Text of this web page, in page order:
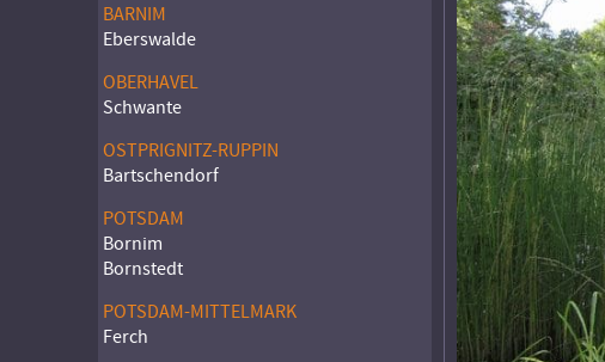
BARNIM
Eberswalde
OBERHAVEL
Schwante
OSTPRIGNITZ-RUPPIN
Bartschendorf
POTSDAM
Bornim
Bornstedt
POTSDAM-MITTELMARK
Ferch